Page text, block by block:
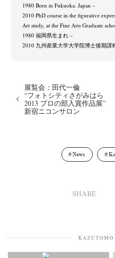
1980 Born in Fukuoka. Japan –
2010 PhD course in the figurative
Art study, at the Fine Arts Graduate
1980 福岡県生まれ –
2010 九州産業大学大学院博士後期課
展覧会：田代一倫
“フォトシティさがみはら
2013 プロの部入賞作品展”
新宿ニコンサロン
News
SHARE